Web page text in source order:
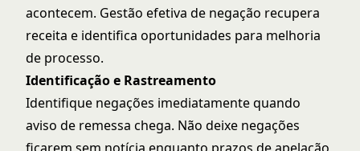
acontecem. Gestão efetiva de negação recupera
receita e identifica oportunidades para melhoria
de processo.
Identificação e Rastreamento
Identifique negações imediatamente quando
aviso de remessa chega. Não deixe negações